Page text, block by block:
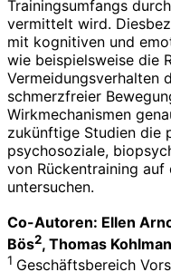
Trainingsumfangs
vermittelt wird.
mit kognitiven und
wie beispielsweise die
Vermeidungsverhalten
schmerzfreier
Wirkmechanismen
zukünftige Studien die
psychosoziale,
von Rückentraining
untersuchen.
Co-Autoren: Ellen
Bös2, Thomas
1 Geschäftsbereich